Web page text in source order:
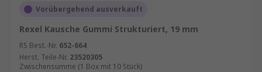
Vorübergehend ausverkauft
Rexel Kausche Gummi Strukturiert, 19 mm
RS Best.-Nr. 652-664
Herst. Teile-Nr. 23520305
Zwischensumme (1 Box mit 10 Stück)